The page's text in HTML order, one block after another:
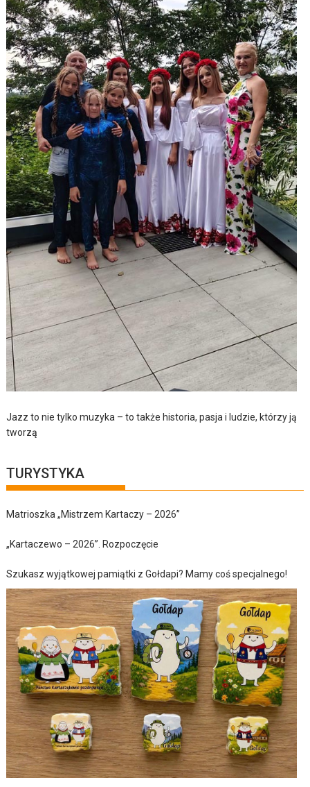
Jazz to nie tylko muzyka – to także historia, pasja i ludzie, którzy ją
tworzą
TURYSTYKA
Matrioszka „Mistrzem Kartaczy – 2026”
„Kartaczewo – 2026”. Rozpoczęcie
Szukasz wyjątkowej pamiątki z Gołdapi? Mamy coś specjalnego!